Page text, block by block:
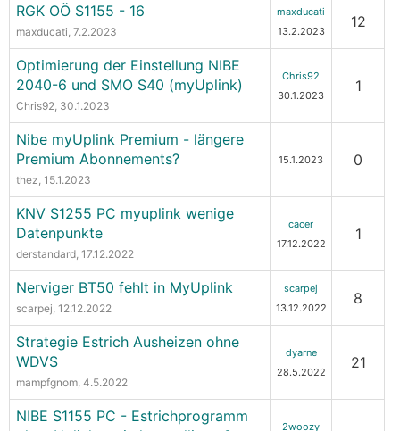
RGK OÖ S1155 - 16
maxducati, 7.2.2023
maxducati
13.2.2023
12
Optimierung der Einstellung NIBE
2040-6 und SMO S40 (myUplink)
Chris92, 30.1.2023
Chris92
30.1.2023
1
Nibe myUplink Premium - längere
Premium Abonnements?
thez, 15.1.2023
15.1.2023 0
KNV S1255 PC myuplink wenige
Datenpunkte
derstandard, 17.12.2022
cacer
17.12.2022
1
Nerviger BT50 fehlt in MyUplink
scarpej, 12.12.2022
scarpej
13.12.2022
8
Strategie Estrich Ausheizen ohne
WDVS
mampfgnom, 4.5.2022
dyarne
28.5.2022
21
NIBE S1155 PC - Estrichprogramm
2woozy